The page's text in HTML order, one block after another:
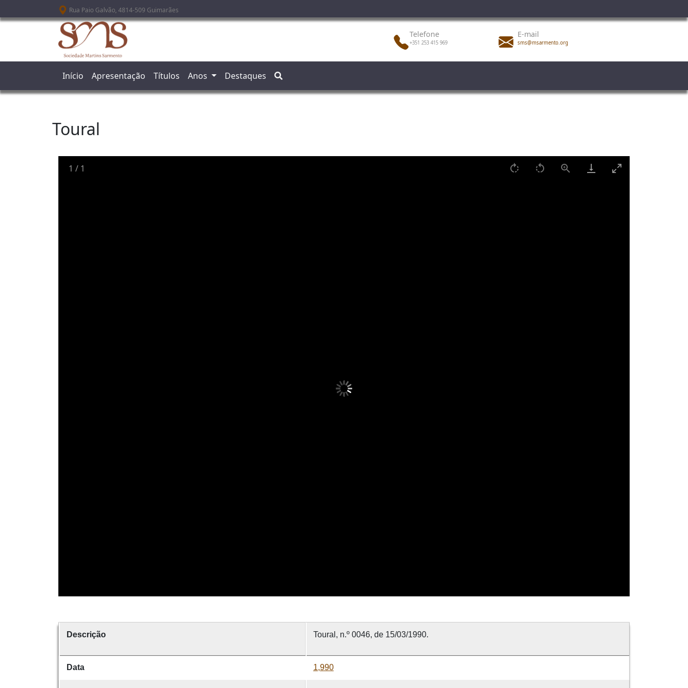
Passar para o conteúdo principal
Rua Paio Galvão, 4814-509 Guimarães
Telefone
+351 253 415 969
E-mail
sms@msarmento.org
Início Apresentação Títulos Anos Destaques
Toural
1 / 1
Descrição Toural, n.º 0046, de 15/03/1990.
Data 1,990